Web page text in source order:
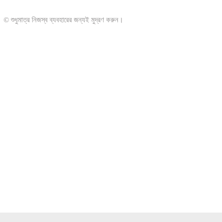
© শুধুমাত্র নিজস্ব ব্যবহারের জন্যই মুদ্রণ করুন।